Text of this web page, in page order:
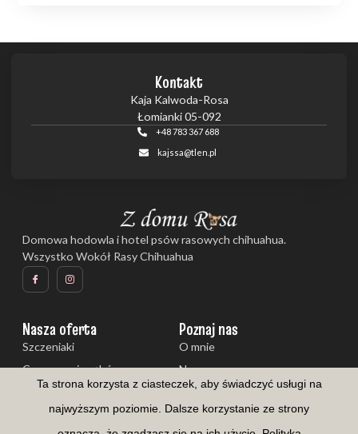
Domowa hodowla i hotel psów rasowych chihuahua.
Wszystko Wokół Rasy Chihuahua
Nasza oferta
Szczeniaki
Czyszczenie zębów
Galeria
Poznaj nas
O mnie
Nasze psy
Aktualności
Kontakt
Kaja Kalwoda-Rosa
Łomianki 05-092
+48 783 367 688
kajssa@tlen.pl
Ta strona korzysta z ciasteczek, aby świadczyć usługi na
najwyższym poziomie. Dalsze korzystanie ze strony